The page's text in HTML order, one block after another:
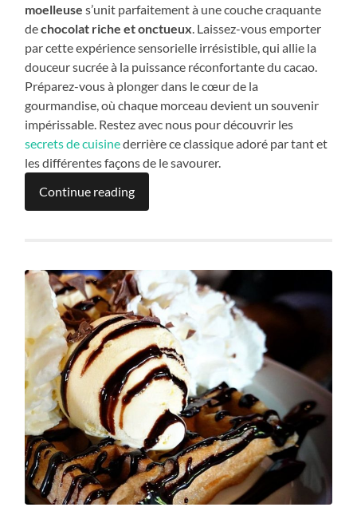
moelleuse s’unit parfaitement à une couche craquante
dechocolat riche et onctueux . Laissez-vous emporter
par cette expérience sensorielle irrésistible, qui allie la
douceur sucrée à la puissance réconfortante du cacao.
Préparez-vous à plonger dans le cœur de la
gourmandise, où chaque morceau devient un souvenir
impérissable. Restez avec nous pour découvrir les
secrets de cuisinederrière ce classique adoré par tant et
les différentes façons de le savourer.
Continue reading